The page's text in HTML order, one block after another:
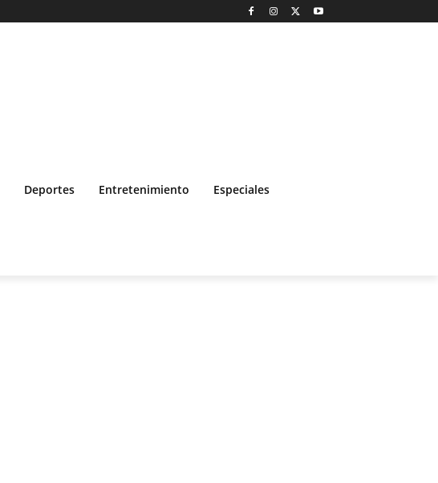
Deportes Entretenimiento Especiales